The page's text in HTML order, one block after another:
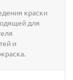
краски
для
и